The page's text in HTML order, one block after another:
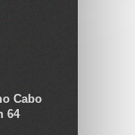
Cabo
64